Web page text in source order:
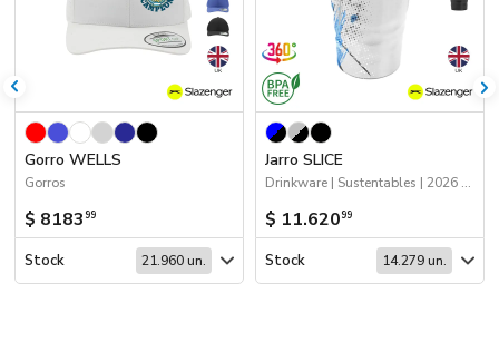
Gorro WELLS
Gorros
$ 8183 99
Stock 21.960 un.
Jarro SLICE
Drinkware | Sustentables | 2026 Agro
$ 11.62099
Stock 14.279 un.